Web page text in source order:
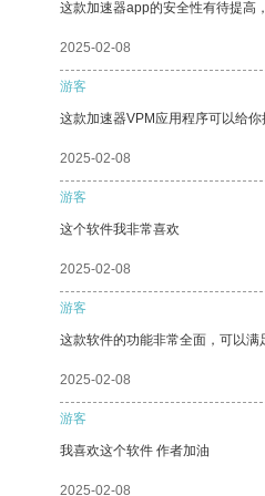
这款加速器app的安全性有待提高
2025-02-08
游客
这款加速器VPM应用程序可以给你
2025-02-08
游客
这个软件我非常喜欢
2025-02-08
游客
这款软件的功能非常全面，可以满
2025-02-08
游客
我喜欢这个软件 作者加油
2025-02-08